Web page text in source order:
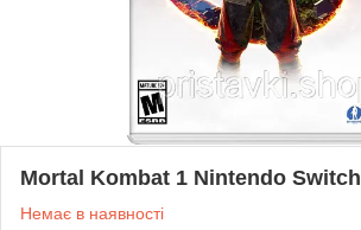
Mortal Kombat 1 Nintendo Switch
Немає в наявності